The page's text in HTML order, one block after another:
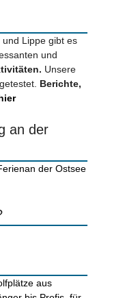
Lippe gibt es
und
Unsere
Berichte,
an der